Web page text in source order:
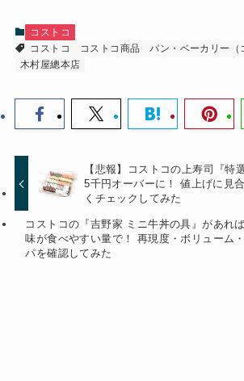
コストコ
コストコ
コストコ商品
パン・ベーカリー（
木村屋總本店
【悲報】コストコの上寿司『特
5千円オーバーに！ 値上げに見
くチェックしてみた
コストコの『吉野家 ミニ牛丼の具』があれ
味が食べやすい量で！ 再現度・ボリューム
パを確認してみた